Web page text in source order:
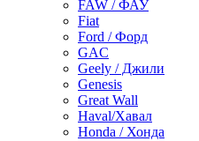
FAW / ФАУ
Fiat
Ford / Форд
GAC
Geely / Джили
Genesis
Great Wall
Haval/Хавал
Honda / Хонда